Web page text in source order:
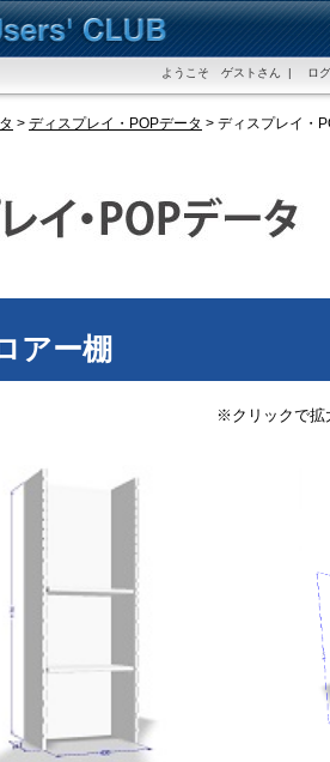
ようこそ ゲストさん | ロ
> ディスプレイ・POPデータ > ディスプレイ・
アー棚
※クリックで拡